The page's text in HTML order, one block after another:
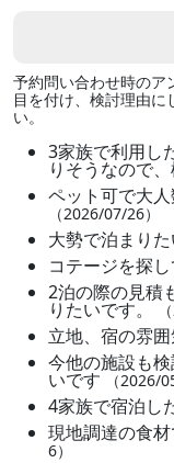
予約問い合わせ時のア
目を付け、検討理由に
い。
3家族で利用し
りそうなので
ペット可で大
（2026/07/26）
大勢で泊まり
コテージを探
2泊の際の見積
りたいです。
立地、宿の雰
今他の施設も
いです （2026/
4家族で宿泊し
現地調達の食
6）